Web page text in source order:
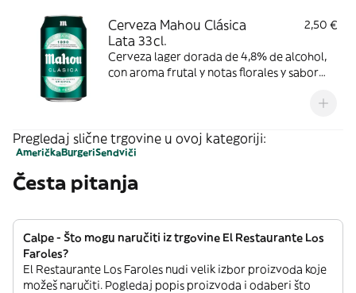
Cerveza Mahou Clásica
Lata 33cl.
2,50 €
Cerveza lager dorada de 4,8% de alcohol,
con aroma frutal y notas florales y sabor
Pregledaj slične trgovine u ovoj kategoriji:
AmeričkaBurgeriSendviči
Česta pitanja
Calpe - Što mogu naručiti iz trgovine El Restaurante Los
Faroles?
El Restaurante Los Faroles nudi velik izbor proizvoda koje
možeš naručiti. Pogledaj popis proizvoda i odaberi što